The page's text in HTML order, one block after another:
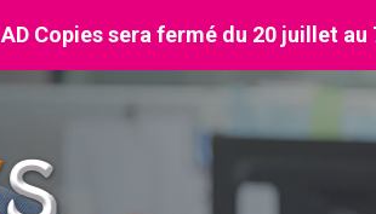
AD Copies sera fermé du 20 juillet